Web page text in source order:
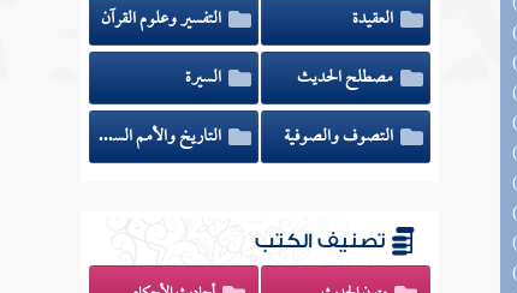
العقيدة
التفسير وعلوم القرآن
مصطلح الحديث
السيرة
التصوف والصوفية
التاريخ والأمم السابقة
تصنيف الكتب